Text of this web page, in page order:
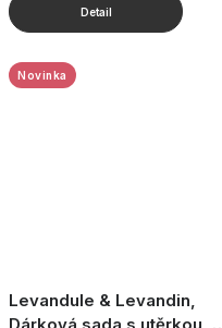
Levandule & Levandin,
Novinka